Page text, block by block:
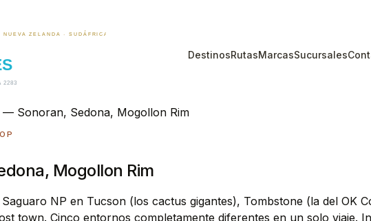
DestinosRutasMarcasSucursales
Sonoran, Sedona, Mogollon Rim
Mogollon Rim
NP en Tucson (los cactus gigantes), Tombstone (la del OK
town. Cinco entornos completamente diferentes en un solo viaje.